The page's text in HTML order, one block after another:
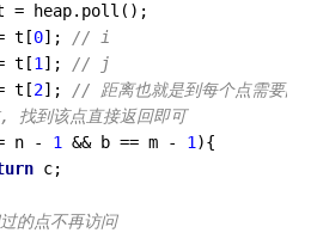
= heap.poll();
t[0]; // i
t[1]; // j
t[2]; // 距离也就是到每个点需要的
到该点直接返回即可
n - 1 && b == m - 1){
c;
的点不再访问